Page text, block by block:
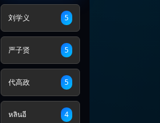
刘学义 5
严子贤 5
代高政 5
หลินอี 4